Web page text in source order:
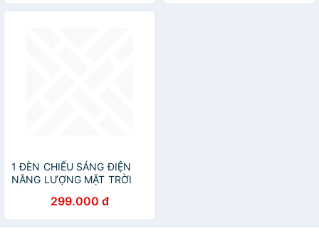
1 ĐÈN CHIẾU SÁNG ĐIỆN
NĂNG LƯỢNG MẶT TRỜI
TẮT ĐÈN ÁNH SÁNG HỒNG
NGOẠI THÔNG MINH
299.000 đ